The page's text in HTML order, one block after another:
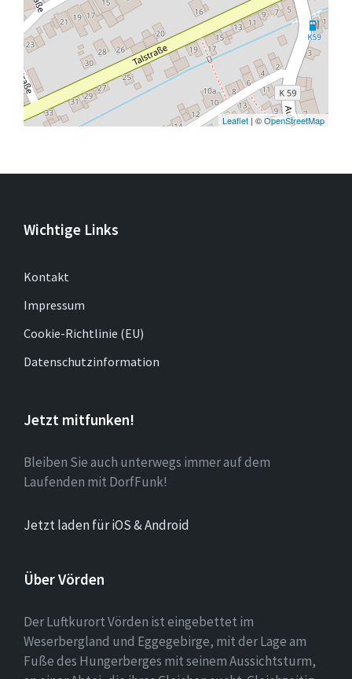
Leaflet | ©OpenStreetMap
Wichtige Links
Kontakt
Impressum
Cookie-Richtlinie (EU)
Datenschutzinformation
Jetzt mitfunken!
Bleiben Sie auch unterwegs immer auf dem
Laufenden mit DorfFunk!
Jetzt laden für iOS & Android
Über Vörden
Der Luftkurort Vörden ist eingebettet im
Weserbergland und Eggegebirge, mit der Lage am
Fuße des Hungerberges mit seinem Aussichtsturm,